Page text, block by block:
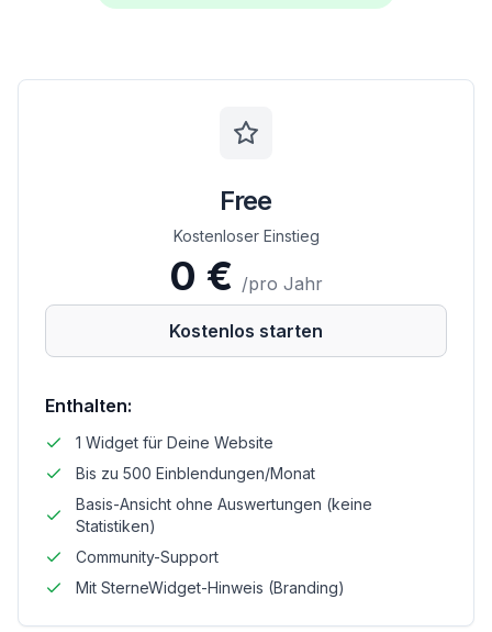
Free
Kostenloser Einstieg
0 € /pro Jahr
Kostenlos starten
Enthalten:
1 Widget für Deine Website
Bis zu 500 Einblendungen/Monat
Basis-Ansicht ohne Auswertungen (keine
Statistiken)
Community-Support
Mit SterneWidget-Hinweis (Branding)